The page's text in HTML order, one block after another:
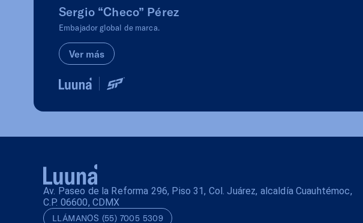
Lincoln. Avenida ...
8110972849
Patio Centrika Monterrey
Patio Monterrey en...
Sergio “Checo” Pérez
Embajador global de marca.
Ver más
Av. Paseo de la Reforma 296, Piso 31, Col. Juárez, alcaldía Cuauhtémoc,
C.P. 06600, CDMX
LLÁMANOS (55) 7005 5309